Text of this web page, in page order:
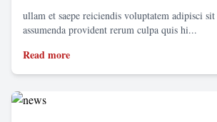
ullam et saepe reiciendis voluptatem adipisci sit
assumenda provident rerum culpa quis hi...
Read more